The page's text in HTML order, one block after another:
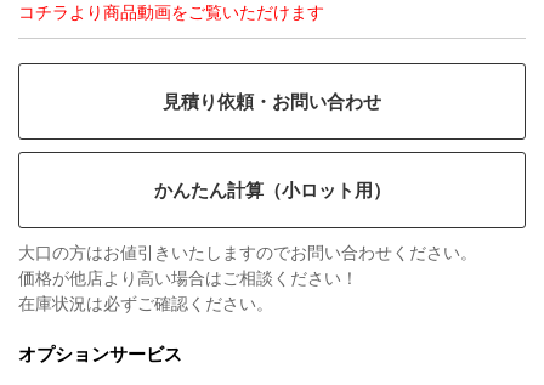
コチラより商品動画をご覧いただけます
見積り依頼・お問い合わせ
かんたん計算（小ロット用）
大口の方はお値引きいたしますのでお問い合わせください。
価格が他店より高い場合はご相談ください！
在庫状況は必ずご確認ください。
オプションサービス